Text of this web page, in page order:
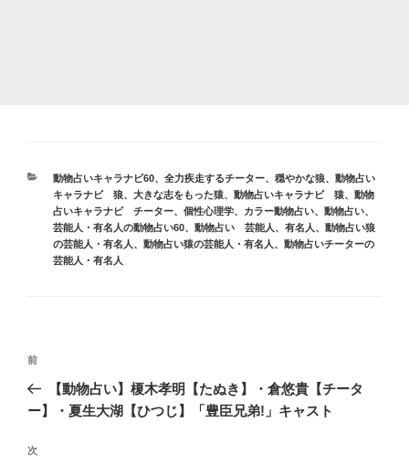
カ
テ
ゴ
リ
ー
動物占いキャラナビ60、 全力疾走するチーター、 穏やかな狼、 動物占い
キャラナビ 狼、 大きな志をもった猿、 動物占いキャラナビ 猿、 動物
占いキャラナビ チーター、 個性心理学、 カラー動物占い、 動物占い、
芸能人・有名人の動物占い60、 動物占い 芸能人、有名人 、 動物占い狼
の芸能人・有名人 、 動物占い猿の芸能人・有名人 、 動物占いチーターの
芸能人・有名人
投
ナ
ゲ
前
の
前
【動物占い】榎木孝明【たぬき】・倉悠貴【チータ
ー】・夏生大湖【ひつじ】「豊臣兄弟!」キャスト
次
次